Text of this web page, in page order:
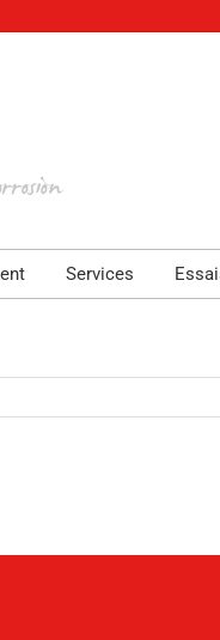
Services